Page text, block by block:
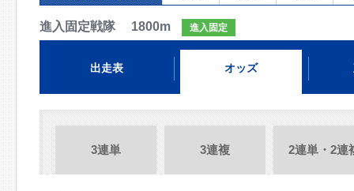
進入固定戦隊 1800m 進入固定
出走表 オッズ
3連単 3連複 2連単・2連